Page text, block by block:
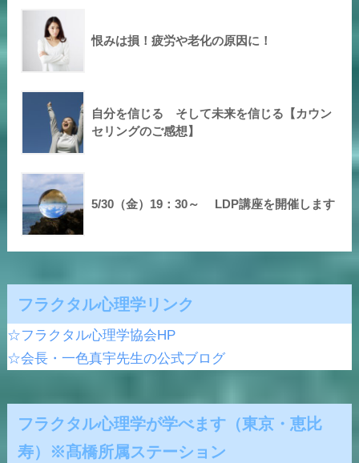
恨みは損！疲労や老化の原因に！
自分を信じる そして未来を信じる【カウン
セリングのご感想】
5/30（金）19：30～ LDP講座を開催します
フラクタル心理学リンク
☆フラクタル心理学協会HP
☆会長・一色真宇先生の公式ブログ
フラクタル心理学が学べます（東京・恵比
寿）※髙橋所属ステーション